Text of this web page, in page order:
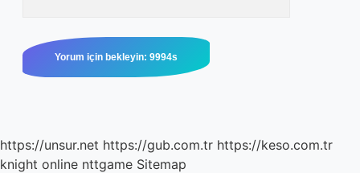
https://unsur.net https://gub.com.tr https://keso.com.tr
knight online nttgame Sitemap